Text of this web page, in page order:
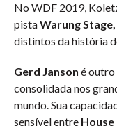
No WDF 2019,
pistaWarung Stage,
distintos da história
Gerd Janson é outro
consolidada nos
mundo. Sua
sensível entre House